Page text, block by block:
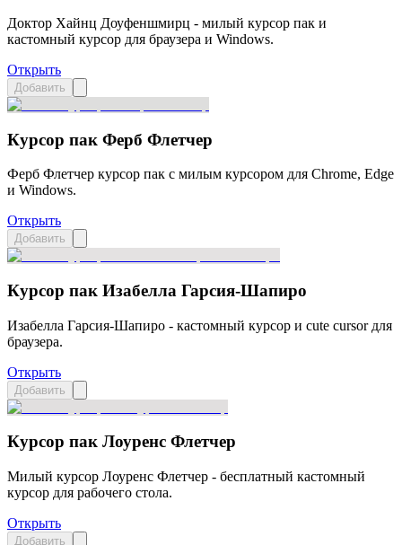
Доктор Хайнц Доуфеншмирц - милый курсор пак и
кастомный курсор для браузера и Windows.
Открыть
Добавить
Курсор пак Ферб Флетчер
Ферб Флетчер курсор пак с милым курсором для Chrome, Edge
и Windows.
Открыть
Добавить
Курсор пак Изабелла Гарсия-Шапиро
Изабелла Гарсия-Шапиро - кастомный курсор и cute cursor для
браузера.
Открыть
Добавить
Курсор пак Лоуренс Флетчер
Милый курсор Лоуренс Флетчер - бесплатный кастомный
курсор для рабочего стола.
Открыть
Добавить